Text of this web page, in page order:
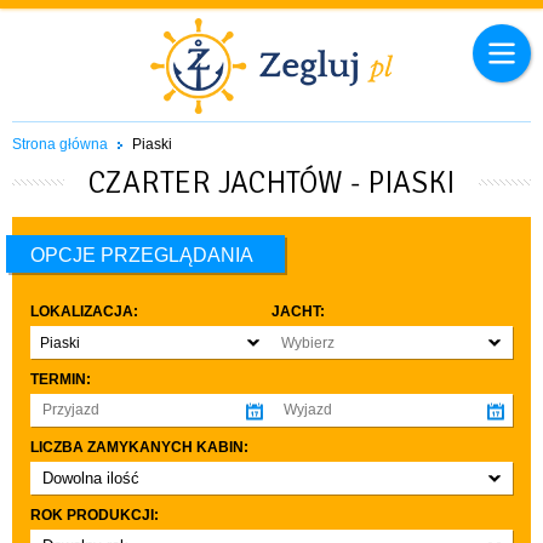
Strona główna Piaski
CZARTER JACHTÓW - PIASKI
OPCJE PRZEGLĄDANIA
LOKALIZACJA:
Piaski
JACHT:
Wybierz
TERMIN:
LICZBA ZAMYKANYCH KABIN:
Dowolna ilość
co najmniej 1
co najmniej 2
ROK PRODUKCJI: